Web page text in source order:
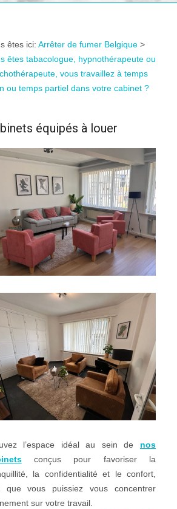
êtes ici: Arrêter de fumer Belgique>
êtes tabacologue, hypnothérapeute ou
vous travaillez à temps
ou temps partiel dans votre cabinet ?
équipés à louer
l’espace idéal au sein de nos
conçus pour favoriser la
la confidentialité et le confort,
que vous puissiez vous concentrer
sur votre travail.